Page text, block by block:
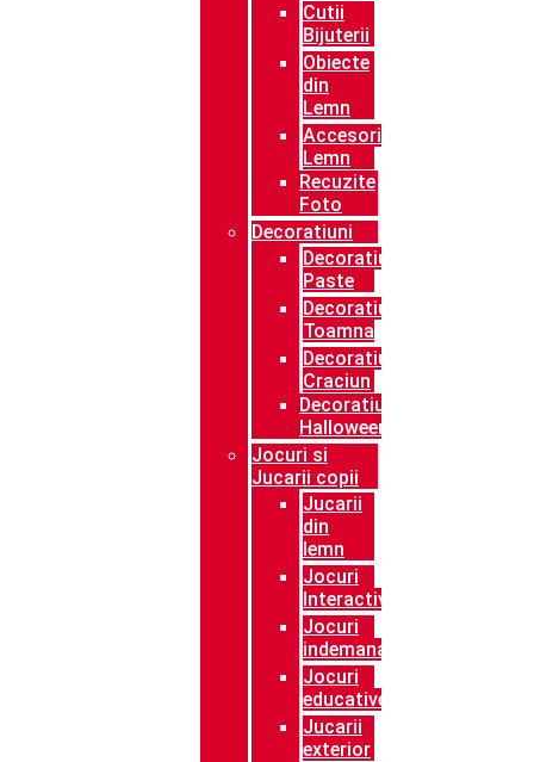
Cutii
Bijuterii
Obiecte
din
Lemn
Accesorii
Lemn
Recuzite
Foto
Decoratiuni
Decoratiuni
Paste
Decoratiuni
Toamna
Decoratiuni
Craciun
Decoratiuni
Halloween
Jocuri si
Jucarii copii
Jucarii
din
lemn
Jocuri
Interactive
Jocuri
indemanare
Jocuri
educative
Jucarii
exterior